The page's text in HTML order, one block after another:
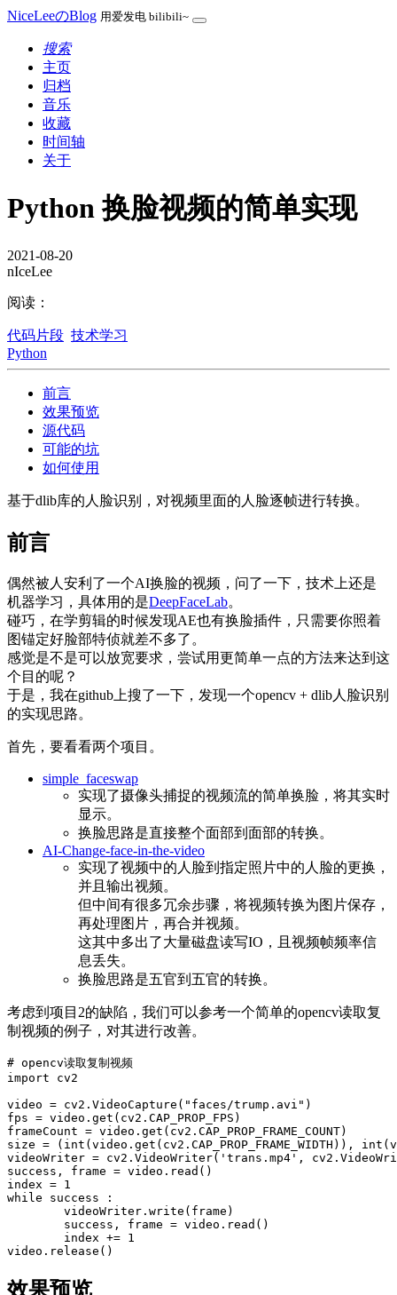
NiceLeeのBlog 用爱发电 bilibili~
搜索
主页
归档
音乐
收藏
时间轴
关于
Python 换脸视频的简单实现
2021-08-20
nIceLee
阅读：
代码片段 技术学习
Python
前言
效果预览
源代码
可能的坑
如何使用
基于dlib库的人脸识别，对视频里面的人脸逐帧进行转换。
前言
偶然被人安利了一个AI换脸的视频，问了一下，技术上还是
机器学习，具体用的是DeepFaceLab。
碰巧，在学剪辑的时候发现AE也有换脸插件，只需要你照着
图锚定好脸部特侦就差不多了。
感觉是不是可以放宽要求，尝试用更简单一点的方法来达到这
个目的呢？
于是，我在github上搜了一下，发现一个opencv + dlib人脸识别
的实现思路。
首先，要看看两个项目。
simple_faceswap
实现了摄像头捕捉的视频流的简单换脸，将其实时
显示。
换脸思路是直接整个面部到面部的转换。
AI-Change-face-in-the-video
实现了视频中的人脸到指定照片中的人脸的更换，
并且输出视频。
但中间有很多冗余步骤，将视频转换为图片保存，
再处理图片，再合并视频。
这其中多出了大量磁盘读写IO，且视频帧频率信
息丢失。
换脸思路是五官到五官的转换。
考虑到项目2的缺陷，我们可以参考一个简单的opencv读取复
制视频的例子，对其进行改善。
import
cv2
video = cv2 . VideoCapture ( "faces/trump.avi" )
fps = video . get ( cv2 . CAP_PROP_FPS )
frameCount = video . get ( cv2 . CAP_PROP_FRAME_COUNT)
size = ( int (video . get ( cv2 . CAP_PROP_FRAME_WIDTH )), int (
videoWriter = cv2 . VideoWriter( 'trans.mp4' , cv2 .
success , frame = video . read ()
index = 1
while
success
:
videoWriter . write ( frame )
success , frame = video . read ()
index += 1
video . release ()
效果预览